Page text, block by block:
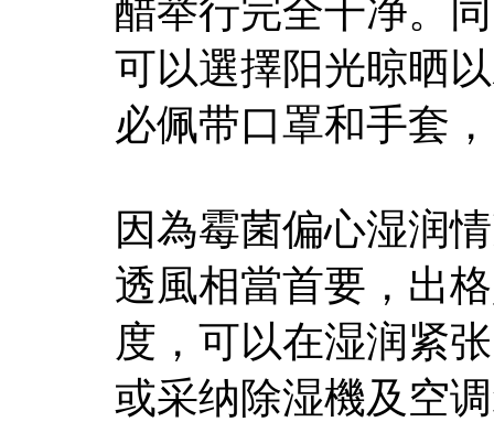
醋举行完全干净。
可以選擇阳光晾晒
必佩带口罩和手套
因為霉菌偏心湿润
透風相當首要，出
度，可以在湿润紧
或采纳除湿機及空